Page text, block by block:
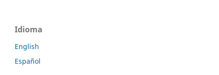
Idioma
English
Español